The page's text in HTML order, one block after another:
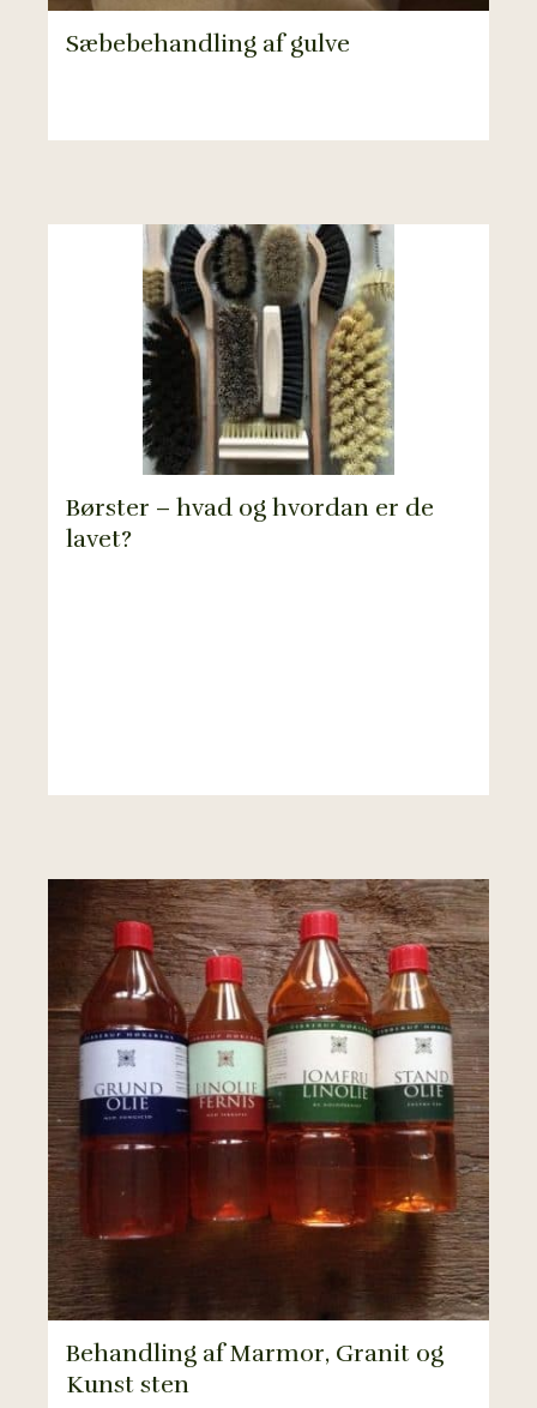
Sæbebehandling af gulve
Børster – hvad og hvordan er de
lavet?
Behandling af Marmor, Granit og
Kunst sten